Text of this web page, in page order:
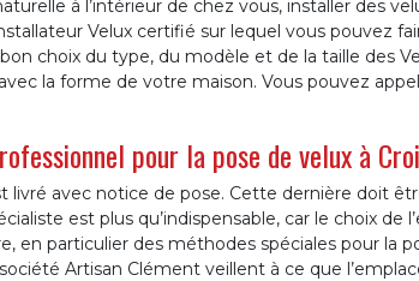
à l’intérieur de chez vous, installer des
Velux certifié sur lequel vous pouvez
choix du type, du modèle et de la taille des
la forme de votre maison. Vous pouvez
pour la pose de velux à
livré avec notice de pose. Cette dernière doit
est plus qu’indispensable, car le choix
en particulier des méthodes spéciales pour la
Artisan Clément veillent à ce que